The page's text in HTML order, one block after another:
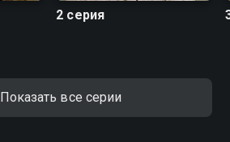
2 серия
Показать все серии